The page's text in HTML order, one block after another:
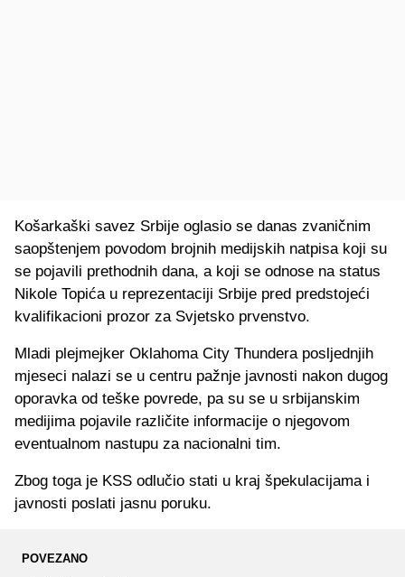
Košarkaški savez Srbije oglasio se danas zvaničnim
saopštenjem povodom brojnih medijskih natpisa koji su
se pojavili prethodnih dana, a koji se odnose na status
Nikole Topića u reprezentaciji Srbije pred predstojeći
kvalifikacioni prozor za Svjetsko prvenstvo.
Mladi plejmejker Oklahoma City Thundera posljednjih
mjeseci nalazi se u centru pažnje javnosti nakon dugog
oporavka od teške povrede, pa su se u srbijanskim
medijima pojavile različite informacije o njegovom
eventualnom nastupu za nacionalni tim.
Zbog toga je KSS odlučio stati u kraj špekulacijama i
javnosti poslati jasnu poruku.
POVEZANO